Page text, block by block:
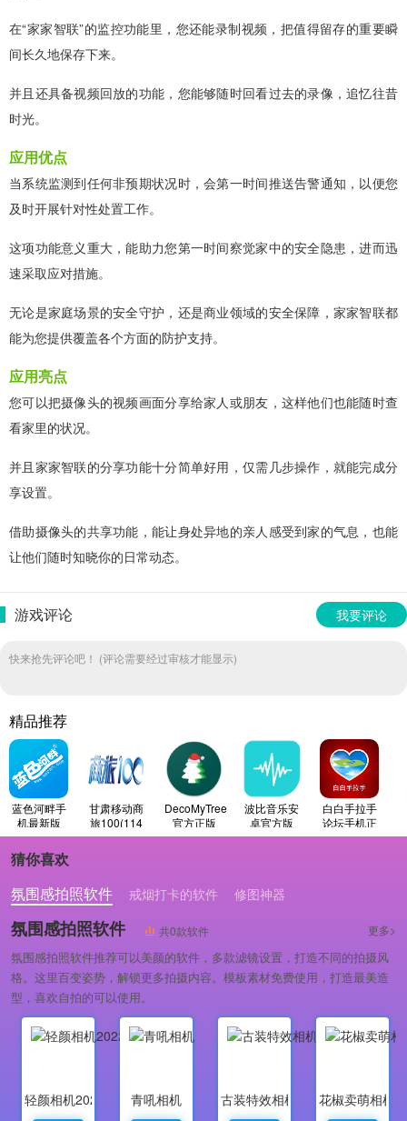
在“家家智联”的监控功能里，您还能录制视频，把值得留存的重要瞬
间长久地保存下来。
并且还具备视频回放的功能，您能够随时回看过去的录像，追忆往昔
时光。
应用优点
当系统监测到任何非预期状况时，会第一时间推送告警通知，以便您
及时开展针对性处置工作。
这项功能意义重大，能助力您第一时间察觉家中的安全隐患，进而迅
速采取应对措施。
无论是家庭场景的安全守护，还是商业领域的安全保障，家家智联都
能为您提供覆盖各个方面的防护支持。
应用亮点
您可以把摄像头的视频画面分享给家人或朋友，这样他们也能随时查
看家里的状况。
并且家家智联的分享功能十分简单好用，仅需几步操作，就能完成分
享设置。
借助摄像头的共享功能，能让身处异地的亲人感受到家的气息，也能
让他们随时知晓你的日常动态。
游戏评论 我要评论
快来抢先评论吧！ (评论需要经过审核才能显示)
精品推荐
蓝色河畔手
机最新版
甘肃移动商
旅100(114
商旅)手机最
DecoMyTree
官方正版
波比音乐安
卓官方版
白白手拉手
论坛手机正
版
猜你喜欢
氛围感拍照软件
戒烟打卡的软件 修图神器
氛围感拍照软件 共0款软件 更多>
氛围感拍照软件推荐可以美颜的软件，多款滤镜设置，打造不同的拍摄风
格。这里百变姿势，解锁更多拍摄内容。模板素材免费使用，打造最美造
型，喜欢自拍的可以使用。
轻颜相机2022最新版青吼相机
古装特效相机
花椒卖萌相机